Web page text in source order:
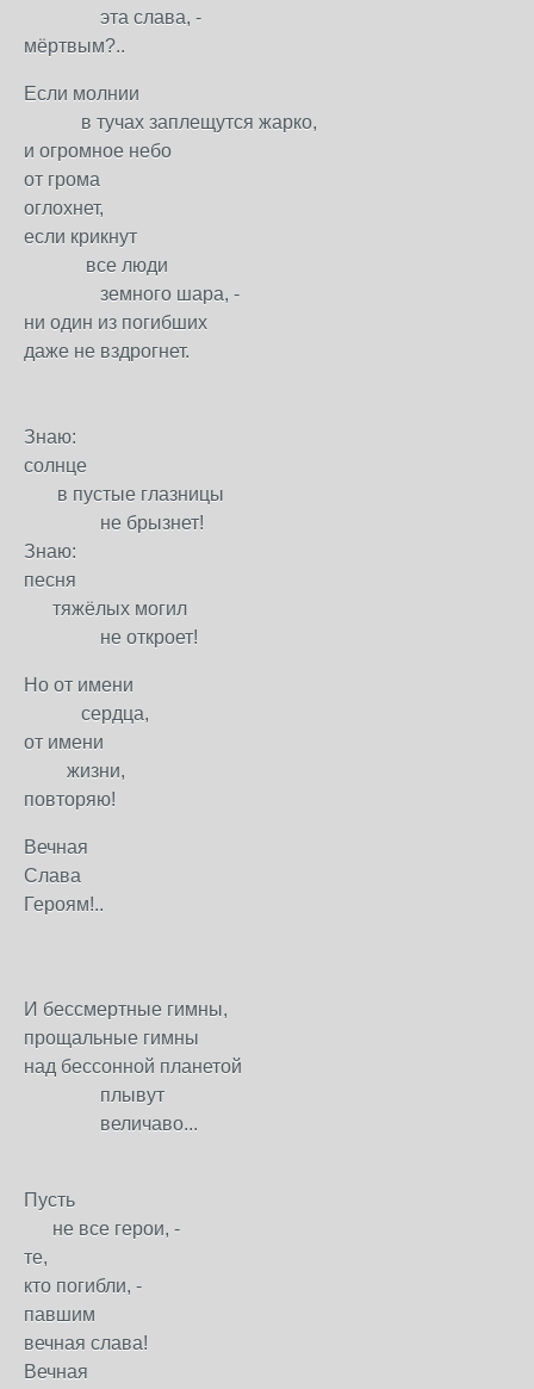
эта слава, -
мёртвым?..
Если молнии
в тучах заплещутся жарко,
и огромное небо
от грома
оглохнет,
если крикнут
все люди
земного шара, -
ни один из погибших
даже не вздрогнет.
Знаю:
солнце
в пустые глазницы
не брызнет!
Знаю:
песня
тяжёлых могил
не откроет!
Но от имени
сердца,
от имени
жизни,
повторяю!
Вечная
Слава
Героям!..
И бессмертные гимны,
прощальные гимны
над бессонной планетой
плывут
величаво...
Пусть
не все герои, -
те,
кто погибли, -
павшим
вечная слава!
Вечная